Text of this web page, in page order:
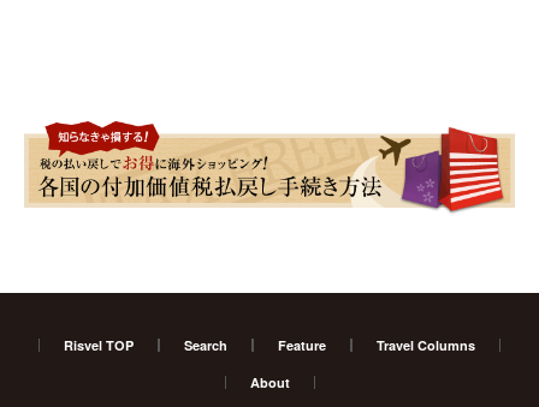
Risvel TOP Search Feature Travel Columns
About